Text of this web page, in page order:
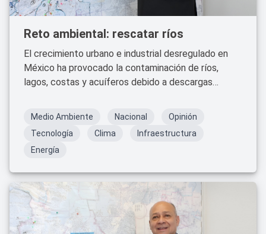
Reto ambiental: rescatar ríos
El crecimiento urbano e industrial desregulado en
México ha provocado la contaminación de ríos,
lagos, costas y acuíferos debido a descargas
fenómeno afecta negativamente la flora y fauna, la
salud humana, el medio ambiente y el paisaje.
Medio Ambiente Nacional
Opinión
Tecnología
Clima
Infraestructura
Energía